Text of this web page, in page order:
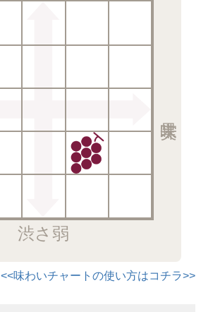
渋さ弱
<<味わいチャートの使い方はコチラ>>